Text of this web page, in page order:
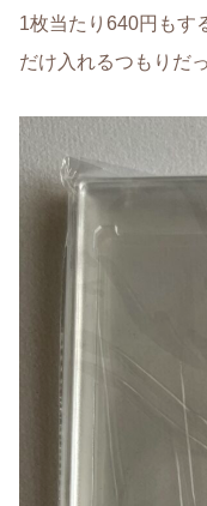
1枚当たり640円もす
だけ入れるつもりだ